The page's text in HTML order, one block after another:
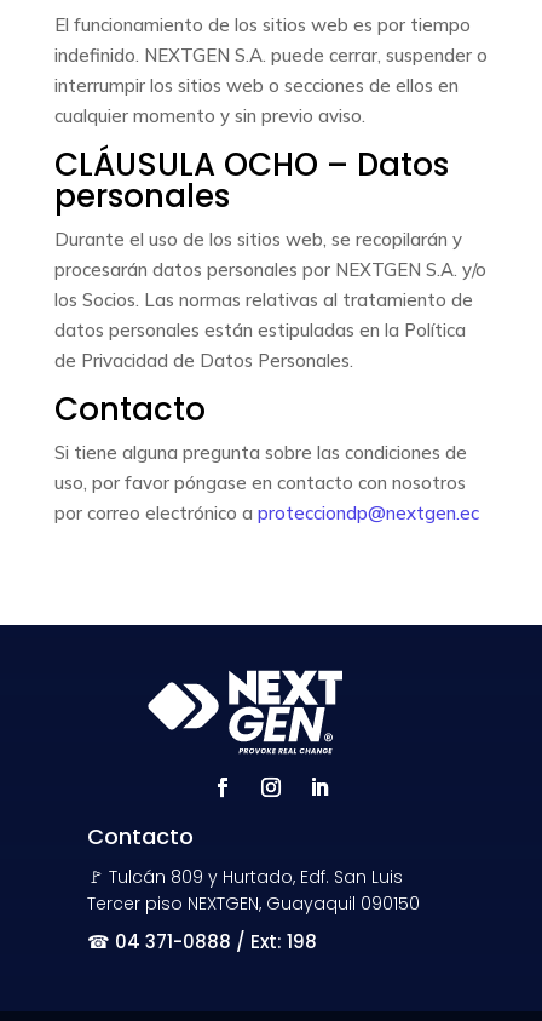
El funcionamiento de los sitios web es por tiempo
indefinido. NEXTGEN S.A. puede cerrar, suspender o
interrumpir los sitios web o secciones de ellos en
cualquier momento y sin previo aviso.
CLÁUSULA OCHO – Datos
personales
Durante el uso de los sitios web, se recopilarán y
procesarán datos personales por NEXTGEN S.A. y/o
los Socios. Las normas relativas al tratamiento de
datos personales están estipuladas en la Política
de Privacidad de Datos Personales.
Contacto
Si tiene alguna pregunta sobre las condiciones de
uso, por favor póngase en contacto con nosotros
por correo electrónico a protecciondp@nextgen.ec
Contacto
🚩 Tulcán 809 y Hurtado, Edf. San Luis
Tercer piso NEXTGEN, Guayaquil 090150
☎ 04 371-0888 / Ext: 198